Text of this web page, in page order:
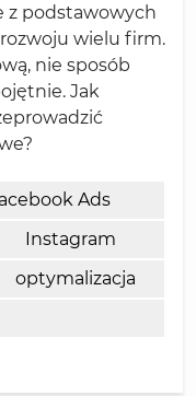
z podstawowych
wielu firm.
nie sposób
Jak
Ads
Instagram
optymalizacja